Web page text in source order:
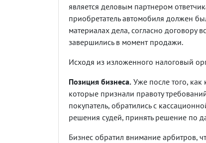
является деловым партнером
приобретатель автомобиля должен
материалах дела, согласно договору
завершились в момент продажи.
Исходя из изложенного налоговый
Позиция бизнеса. Уже после того,
которые признали правоту
покупатель, обратились с
решения судей, принять решение по
Бизнес обратил внимание арбитров,